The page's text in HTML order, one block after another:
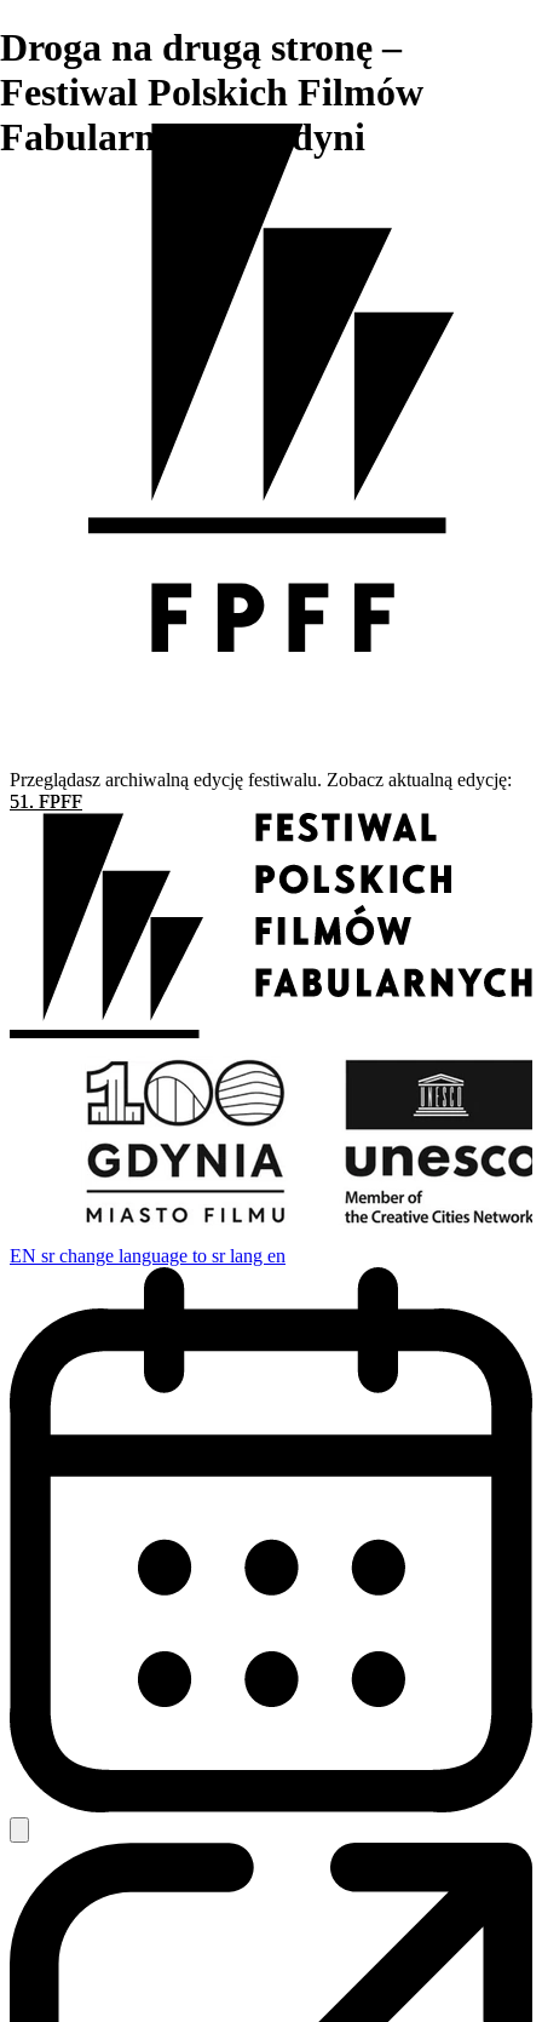
Droga na drugą stronę –
Festiwal Polskich Filmów
Fabularnych w Gdyni
Przeglądasz archiwalną edycję festiwalu. Zobacz aktualną edycję:
51. FPFF
EN sr change language to sr lang en